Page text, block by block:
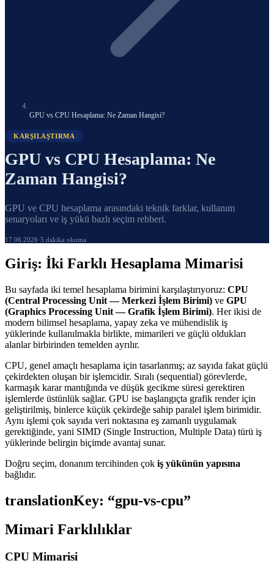
GPU vs CPU Hesaplama: Ne Zaman Hangisi?
KARŞILAŞTIRMA
GPU vs CPU Hesaplama: Ne
Zaman Hangisi?
GPU ve CPU hesaplama arasındaki teknik farklar, kullanım
senaryoları ve iş yükü bazlı seçim rehberi.
17.06.2026·5 dakika okuma
Giriş: İki Farklı Hesaplama Mimarisi
Bu sayfada iki temel hesaplama birimini karşılaştırıyoruz: CPU
(Central Processing Unit — Merkezi İşlem Birimi) ve GPU
(Graphics Processing Unit — Grafik İşlem Birimi). Her ikisi de
modern bilimsel hesaplama, yapay zeka ve mühendislik iş
yüklerinde kullanılmakla birlikte, mimarileri ve güçlü oldukları
alanlar birbirinden temelden ayrılır.
CPU, genel amaçlı hesaplama için tasarlanmış; az sayıda fakat güçlü
çekirdekten oluşan bir işlemcidir. Sıralı (sequential) görevlerde,
karmaşık karar mantığında ve düşük gecikme süresi gerektiren
işlemlerde üstünlük sağlar. GPU ise başlangıçta grafik render için
geliştirilmiş, binlerce küçük çekirdeğe sahip paralel işlem birimidir.
Aynı işlemi çok sayıda veri noktasına eş zamanlı uygulamak
gerektiğinde, yani SIMD (Single Instruction, Multiple Data) türü iş
yüklerinde belirgin biçimde avantaj sunar.
Doğru seçim, donanım tercihinden çok iş yükünün yapısına
bağlıdır.
translationKey: “gpu-vs-cpu”
Mimari Farklılıklar
CPU Mimarisi